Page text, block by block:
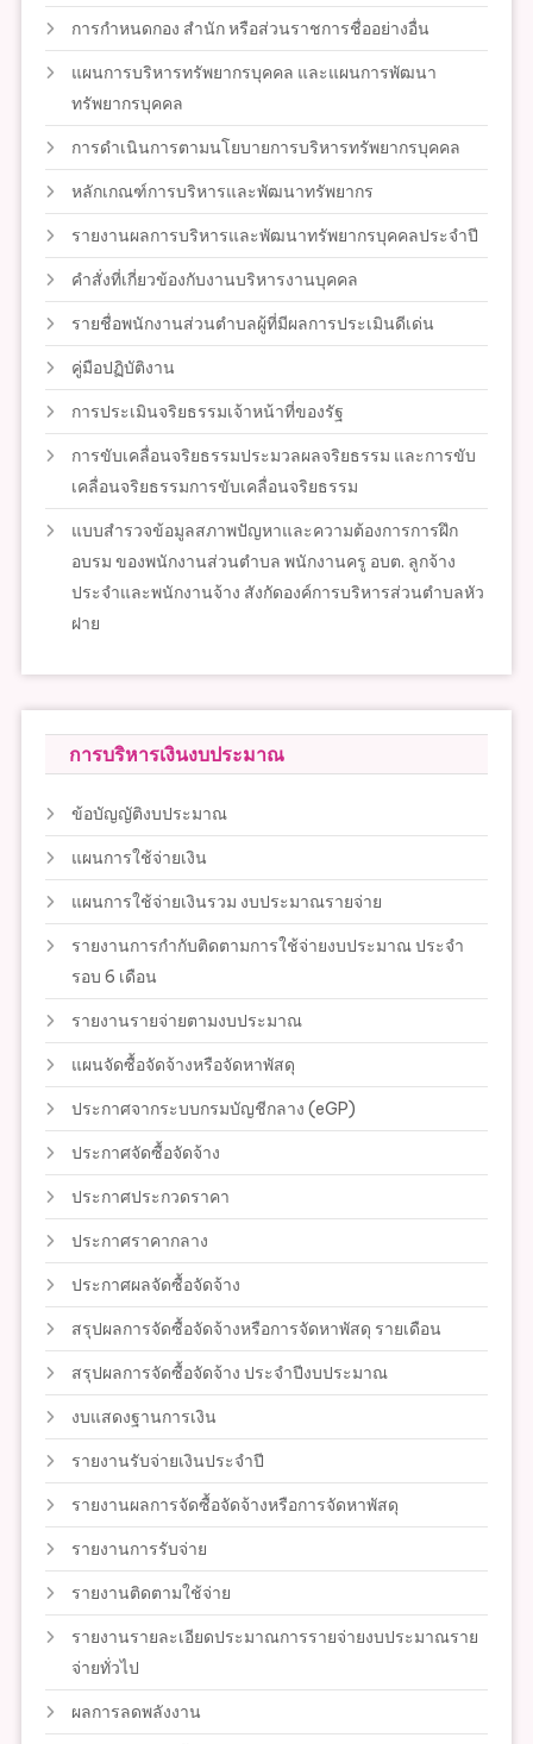
การกำหนดกอง สำนัก หรือส่วนราชการชื่ออย่างอื่น
แผนการบริหารทรัพยากรบุคคล และแผนการพัฒนา
ทรัพยากรบุคคล
การดำเนินการตามนโยบายการบริหารทรัพยากรบุคคล
หลักเกณฑ์การบริหารและพัฒนาทรัพยากร
รายงานผลการบริหารและพัฒนาทรัพยากรบุคคลประจำปี
คำสั่งที่เกี่ยวข้องกับงานบริหารงานบุคคล
รายชื่อพนักงานส่วนตำบลผู้ที่มีผลการประเมินดีเด่น
คู่มือปฏิบัติงาน
การประเมินจริยธรรมเจ้าหน้าที่ของรัฐ
การขับเคลื่อนจริยธรรมประมวลผลจริยธรรม และการขับ
เคลื่อนจริยธรรมการขับเคลื่อนจริยธรรม
แบบสำรวจข้อมูลสภาพปัญหาและความต้องการการฝึก
อบรม ของพนักงานส่วนตำบล พนักงานครู อบต. ลูกจ้าง
ประจำและพนักงานจ้าง สังกัดองค์การบริหารส่วนตำบลหัว
ฝาย
การบริหารเงินงบประมาณ
ข้อบัญญัติงบประมาณ
แผนการใช้จ่ายเงิน
แผนการใช้จ่ายเงินรวม งบประมาณรายจ่าย
รายงานการกำกับติดตามการใช้จ่ายงบประมาณ ประจำ
รอบ 6 เดือน
รายงานรายจ่ายตามงบประมาณ
แผนจัดซื้อจัดจ้างหรือจัดหาพัสดุ
ประกาศจากระบบกรมบัญชีกลาง (eGP)
ประกาศจัดซื้อจัดจ้าง
ประกาศประกวดราคา
ประกาศราคากลาง
ประกาศผลจัดซื้อจัดจ้าง
สรุปผลการจัดซื้อจัดจ้างหรือการจัดหาพัสดุ รายเดือน
สรุปผลการจัดซื้อจัดจ้าง ประจำปีงบประมาณ
งบแสดงฐานการเงิน
รายงานรับจ่ายเงินประจำปี
รายงานผลการจัดซื้อจัดจ้างหรือการจัดหาพัสดุ
รายงานการรับจ่าย
รายงานติดตามใช้จ่าย
รายงานรายละเอียดประมาณการรายจ่ายงบประมาณราย
จ่ายทั่วไป
ผลการลดพลังงาน